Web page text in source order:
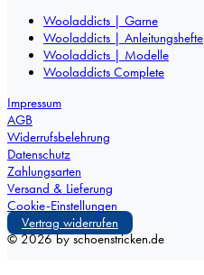
Wooladdicts | Garne
Wooladdicts | Anleitungshefte
Wooladdicts | Modelle
Wooladdicts Complete
Impressum
AGB
Widerrufsbelehrung
Datenschutz
Zahlungsarten
Versand & Lieferung
Cookie-Einstellungen
Vertrag widerrufen
© 2026 by schoenstricken.de